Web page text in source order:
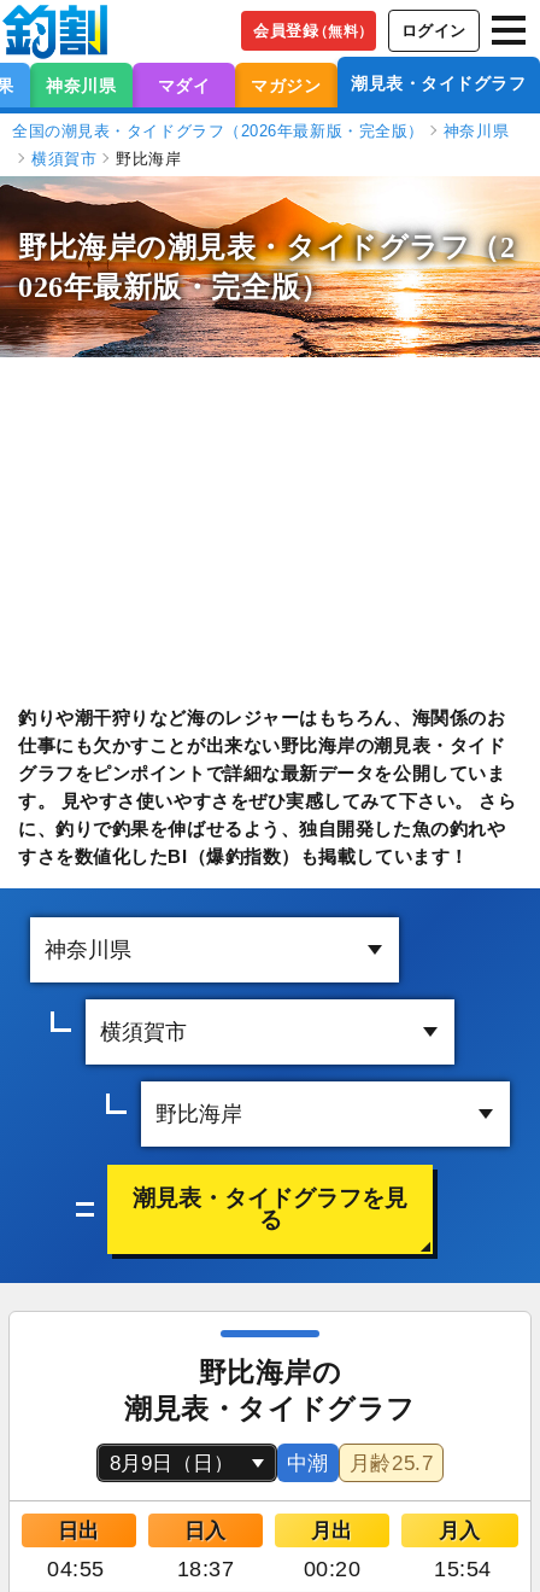
会員登録（無料） ログイン
神奈川県 マダイ マガジン 潮見表・タイドグラフ
全国の潮見表・タイドグラフ（2026年最新版・完全版）
神奈川県
横須賀市
野比海岸
野比海岸の潮見表・タイドグラフ（2
026年最新版・完全版）
釣りや潮干狩りなど海のレジャーはもちろん、海関係のお
仕事にも欠かすことが出来ない野比海岸の潮見表・タイド
グラフをピンポイントで詳細な最新データを公開していま
す。 見やすさ使いやすさをぜひ実感してみて下さい。 さら
に、釣りで釣果を伸ばせるよう、独自開発した魚の釣れや
すさを数値化したBI（爆釣指数）も掲載しています！
潮見表・タイドグラフを見
る
野比海岸の
潮見表・タイドグラフ
中潮 月齢25.7
日出 日入 月出 月入
04:55 18:37 00:20 15:54